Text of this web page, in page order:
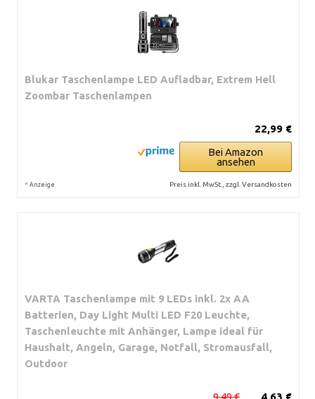
Blukar Taschenlampe LED Aufladbar, Extrem Hell
Zoombar Taschenlampen
22,99 €
Bei Amazon
ansehen
* Anzeige Preis inkl. MwSt., zzgl. Versandkosten
VARTA Taschenlampe mit 9 LEDs inkl. 2x AA
Batterien, Day Light Multi LED F20 Leuchte,
Taschenleuchte mit Anhänger, Lampe ideal für
Haushalt, Angeln, Garage, Notfall, Stromausfall,
Outdoor
4,63 €
9,49 €